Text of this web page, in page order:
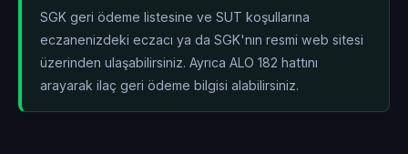
SGK geri ödeme listesine ve SUT koşullarına
eczanenizdeki eczacı ya da SGK'nın resmi web sitesi
üzerinden ulaşabilirsiniz. Ayrıca ALO 182 hattını
arayarak ilaç geri ödeme bilgisi alabilirsiniz.